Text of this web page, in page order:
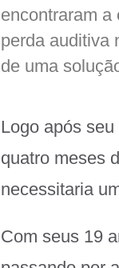
encontraram a
perda auditiva
de uma
Logo após
quatro meses
necessitaria
Com seus 19